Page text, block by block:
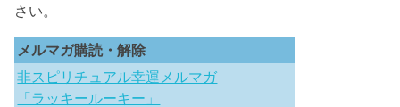
さい。
メルマガ購読・解除
非スピリチュアル幸運メルマガ
「ラッキールーキー」